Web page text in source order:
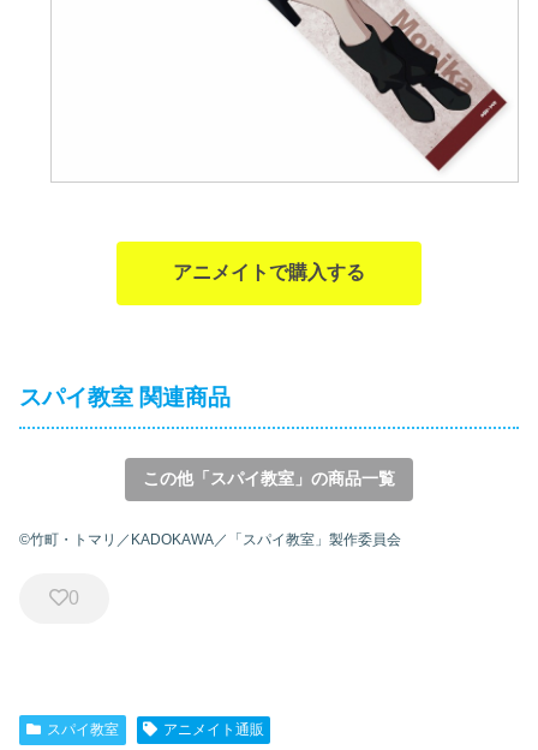
アニメイトで購入する
スパイ教室 関連商品
この他「スパイ教室」の商品一覧
©竹町・トマリ／KADOKAWA／「スパイ教室」製作委員会
0
スパイ教室 アニメイト通販